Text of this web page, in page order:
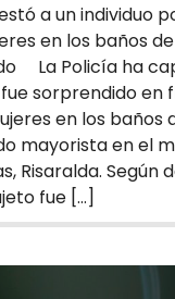
a un individuo
en los baños
La Policía ha
sorprendido en
en los baños
mayorista en el
Risaralda. Según
fue […]